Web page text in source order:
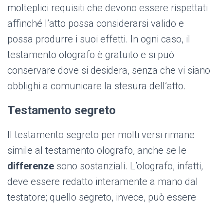
molteplici requisiti che devono essere rispettati
affinché l’atto possa considerarsi valido e
possa produrre i suoi effetti. In ogni caso, il
testamento olografo è gratuito e si può
conservare dove si desidera, senza che vi siano
obblighi a comunicare la stesura dell’atto.
Testamento segreto
Il testamento segreto per molti versi rimane
simile al testamento olografo, anche se le
differenze sono sostanziali. L’olografo, infatti,
deve essere redatto interamente a mano dal
testatore; quello segreto, invece, può essere